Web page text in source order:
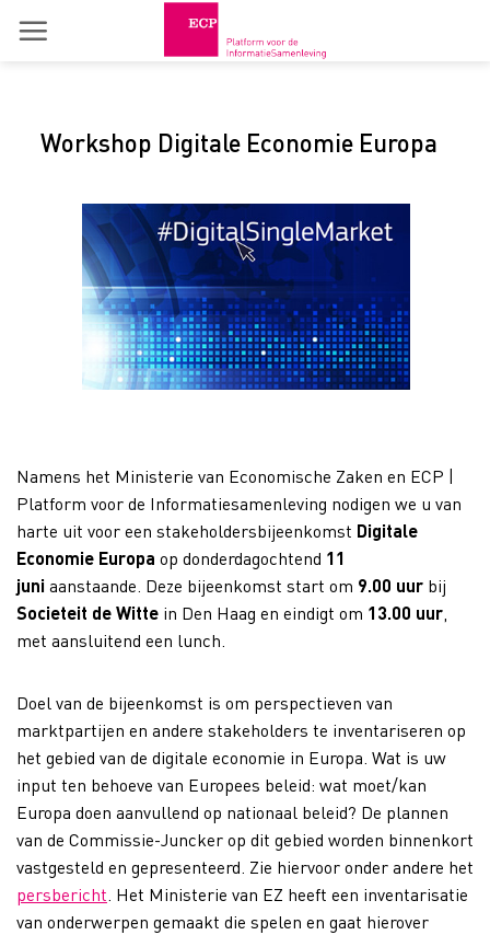
Workshop Digitale Economie Europa
Namens het Ministerie van Economische Zaken en ECP |
Platform voor de Informatiesamenleving nodigen we u van
harte uit voor een stakeholdersbijeenkomst Digitale
Economie Europa op donderdagochtend 11
juni aanstaande. Deze bijeenkomst start om 9.00 uur bij
Societeit de Witte in Den Haag en eindigt om 13.00 uur
met aansluitend een lunch.
Doel van de bijeenkomst is om perspectieven van
marktpartijen en andere stakeholders te inventariseren op
het gebied van de digitale economie in Europa. Wat is uw
input ten behoeve van Europees beleid: wat moet/kan
Europa doen aanvullend op nationaal beleid? De plannen
van de Commissie-Juncker op dit gebied worden binnenkort
vastgesteld en gepresenteerd. Zie hiervoor onder andere het
persbericht . Het Ministerie van EZ heeft een inventarisatie
van onderwerpen gemaakt die spelen en gaat hierover